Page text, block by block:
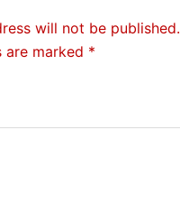
will not be published.
are marked *